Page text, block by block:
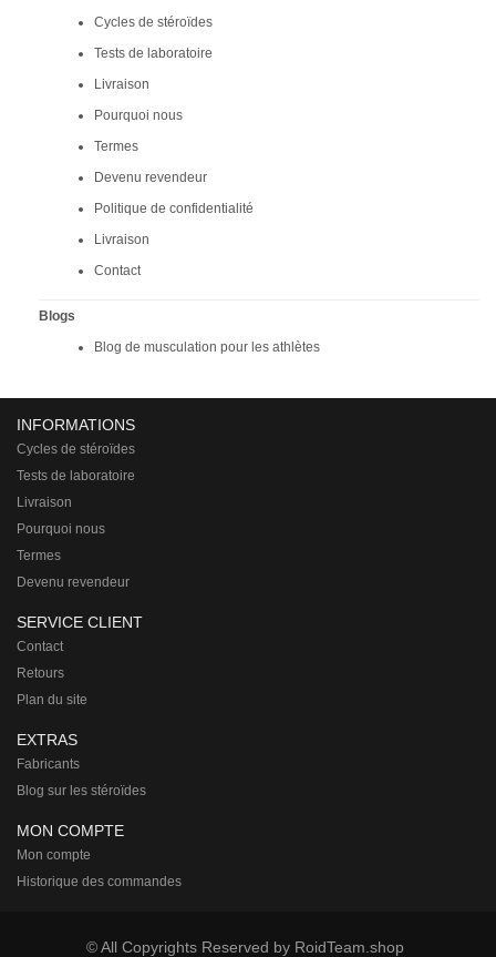
Cycles de stéroïdes
Tests de laboratoire
Livraison
Pourquoi nous
Termes
Devenu revendeur
Politique de confidentialité
Livraison
Contact
Blogs
Blog de musculation pour les athlètes
INFORMATIONS
Cycles de stéroïdes
Tests de laboratoire
Livraison
Pourquoi nous
Termes
Devenu revendeur
SERVICE CLIENT
Contact
Retours
Plan du site
EXTRAS
Fabricants
Blog sur les stéroïdes
MON COMPTE
Mon compte
Historique des commandes
© All Copyrights Reserved by RoidTeam.shop